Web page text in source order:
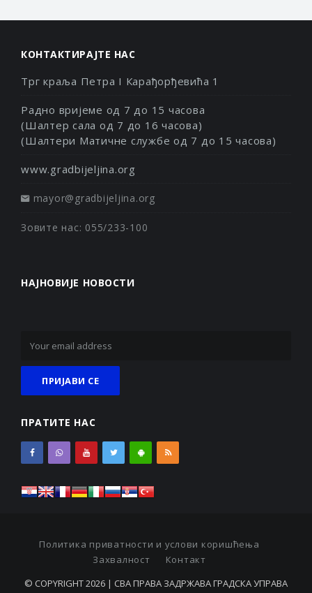
КОНТАКТИРАЈТЕ НАС
Трг краља Петра I Карађорђевића 1
Радно вријеме од 7 до 15 часова
(Шалтер сала од 7 до 16 часова)
(Шалтери Матичне службе од 7 до 15 часова)
www.gradbijeljina.org
mayor@gradbijeljina.org
Зовите нас: 055/233-100
НАЈНОВИЈЕ НОВОСТИ
ПРАТИТЕ НАС
Политика приватности и услови коришћења
Захвалност
Контакт
© COPYRIGHT 2026 | СВА ПРАВА ЗАДРЖАВА ГРАДСКА УПРАВА